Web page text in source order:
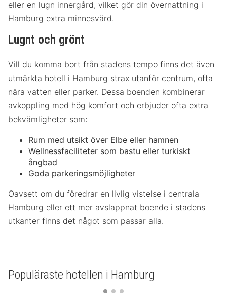
eller en lugn innergård, vilket gör din övernattning i
Hamburg extra minnesvärd.
Lugnt och grönt
Vill du komma bort från stadens tempo finns det även
utmärkta hotell i Hamburg strax utanför centrum, ofta
nära vatten eller parker. Dessa boenden kombinerar
avkoppling med hög komfort och erbjuder ofta extra
bekvämligheter som:
Rum med utsikt över Elbe eller hamnen
Wellnessfaciliteter som bastu eller turkiskt
ångbad
Goda parkeringsmöjligheter
Oavsett om du föredrar en livlig vistelse i centrala
Hamburg eller ett mer avslappnat boende i stadens
utkanter finns det något som passar alla.
Populäraste hotellen i Hamburg